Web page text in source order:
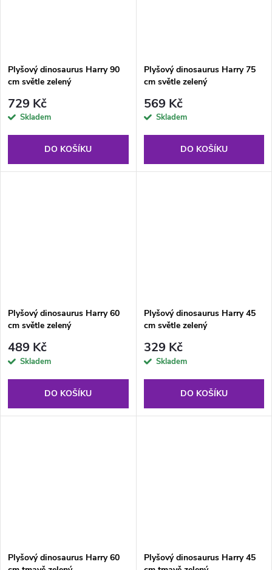
Plyšový dinosaurus Harry 90
cm světle zelený
729 Kč
Skladem
DO KOŠÍKU
Plyšový dinosaurus Harry 75
cm světle zelený
569 Kč
Skladem
DO KOŠÍKU
Plyšový dinosaurus Harry 60
cm světle zelený
489 Kč
Skladem
DO KOŠÍKU
Plyšový dinosaurus Harry 45
cm světle zelený
329 Kč
Skladem
DO KOŠÍKU
Plyšový dinosaurus Harry 60
Plyšový dinosaurus Harry 45